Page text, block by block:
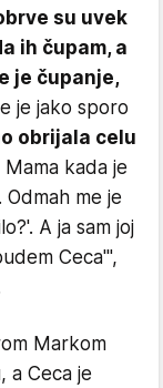
su uvek
ih čupam, a
je čupanje,
je jako sporo
obrijala celu
Mama kada je
me je
A ja sam joj
Ceca'",
Markom
a Ceca je